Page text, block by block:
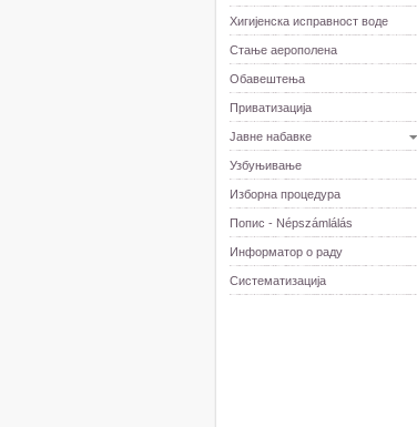
Хигијенска исправност воде
Стање аерополена
Обавештења
Приватизација
Јавне набавке
Узбуњивање
Изборна процедура
Попис - Népszámlálás
Информатор о раду
Систематизација